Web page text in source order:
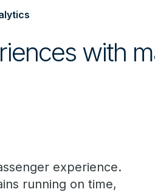
with
experience.
running on time,